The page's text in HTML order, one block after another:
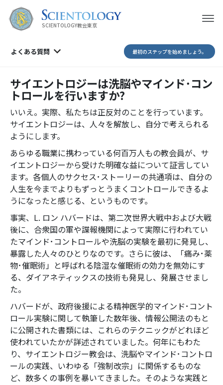
SCIENTOLOGY教会東京
よくある質問 最初のステップを始めましょう。
サイエントロジーは洗脳やマインド･コン
トロールを行いますか?
いいえ。実際、私たちは正反対のことを行っています。
サイエントロジーは、人々を解放し、自分で考えられる
ようにします。
あらゆる職業に携わっている何百万人もの教会員が、サ
イエントロジーから受けた明確な益について証言してい
ます。各個人のサクセス･ストーリーの共通項は、自分の
人生を今までよりもずっとうまくコントロールできるよ
うになったと感じる、というものです。
事実、L. ロン ハバードは、第二次世界大戦中および大戦
後に、合衆国の軍や諜報機関によって実際に行われてい
たマインド･コントロールや洗脳の実験を最初に発見し、
暴露した人々のひとりなのです。さらに彼は、「痛み･薬
物･催眠術」と呼ばれる陰湿な催眠術の効力を無効にす
る、ダイアネティックスの技術も発見し、発展させまし
た。
ハバードが、政府後援による精神医学的マインド･コント
ロール実験に関して執筆した数年後、情報公開法のもと
に公開された書類には、これらのテクニックがどれほど
使われていたかが詳述されていました。何年にもわた
り、サイエントロジー教会は、洗脳やマインド･コントロ
ールの実践、いわゆる「強制改宗」に関係するものな
ど、数多くの事例を暴いてきました。そのような実践と